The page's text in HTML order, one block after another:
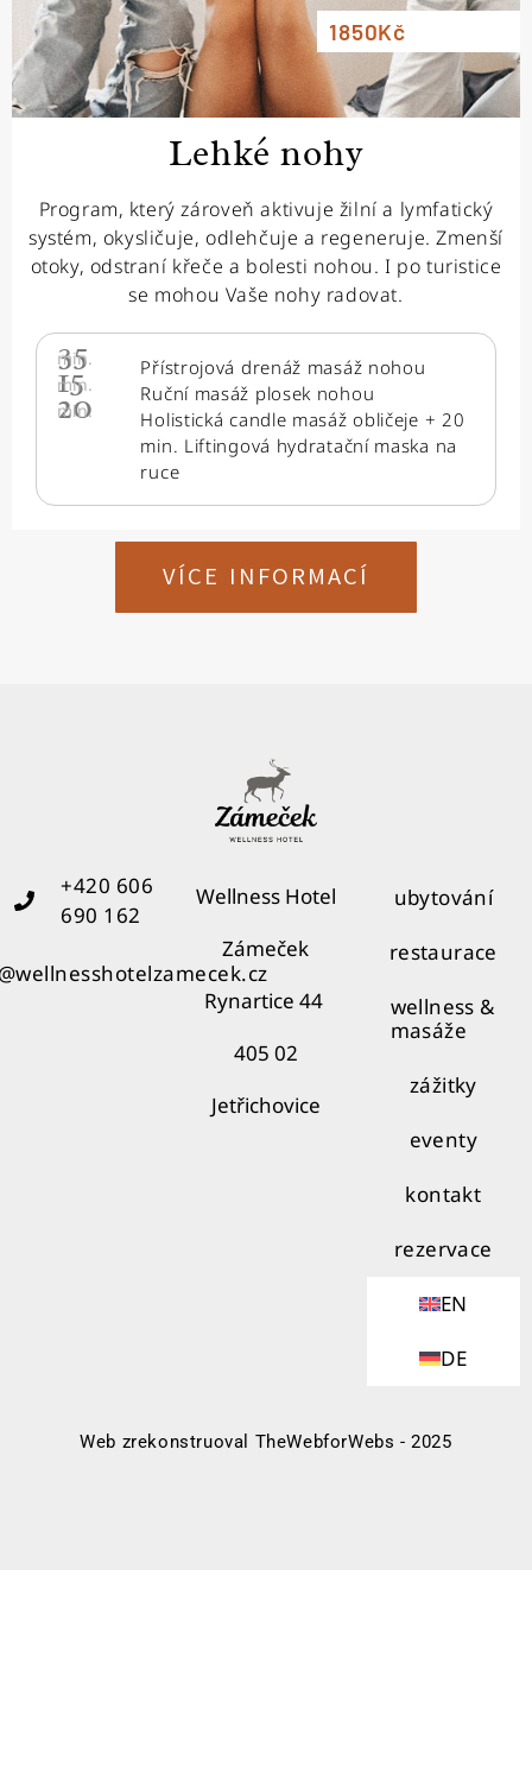
1850Kč
Lehké nohy
Program, který zároveň aktivuje žilní a lymfatický
systém, okysličuje, odlehčuje a regeneruje. Zmenší
otoky, odstraní křeče a bolesti nohou. I po turistice
se mohou Vaše nohy radovat.
35
min. Přístrojová drenáž masáž nohou
15
min. Ruční masáž plosek nohou
20
min.
Holistická candle masáž obličeje + 20
min. Liftingová hydratační maska na
ruce
VÍCE INFORMACÍ
Wellness Hotel
Zámeček
Rynartice 44
405 02
Jetřichovice
ubytování
restaurace
wellness &
masáže
zážitky
eventy
kontakt
rezervace
EN
DE
+420 606
690 162
Web zrekonstruoval TheWebforWebs - 2025